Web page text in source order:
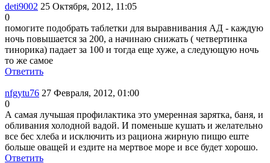
deti9002 25 Октября, 2012, 11:05
0
помогите подобрать таблетки для выравнивания АД - каждую
ночь повышается за 200, а начинаю снижать ( четвертинка
тинорика) падает за 100 и тогда еще хуже, а следующую ночь
то же самое
Ответить
nfgytu76 27 Февраля, 2012, 01:00
0
А самая лучьшая профилактика это умеренная зарятка, баня, и
обливания холодной вадой. И поменьше кушать и желательно
все бес хлеба и исключить из рациона жирную пищю еште
больше оващей и ездите на мертвое море и все будет хорошо.
Ответить